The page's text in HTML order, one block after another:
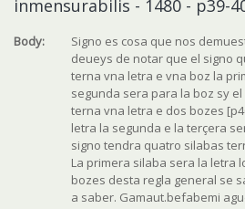
inmensurabilis - 1480 - p39-
Body:
Signo es cosa que nos
deueys de notar que el signo
terna vna letra e vna boz la
segunda sera para la boz sy
terna vna letra e dos bozes
letra la segunda e la terçera
signo tendra quatro silabas
La primera silaba sera la letra
bozes desta regla general se
a saber. Gamaut.befabemi